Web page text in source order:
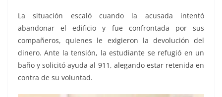
La situación escaló cuando la acusada intentó
abandonar el edificio y fue confrontada por sus
compañeros, quienes le exigieron la devolución del
dinero. Ante la tensión, la estudiante se refugió en un
baño y solicitó ayuda al 911, alegando estar retenida en
contra de su voluntad.